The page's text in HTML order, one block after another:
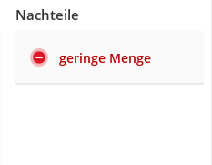
Nachteile
geringe Menge